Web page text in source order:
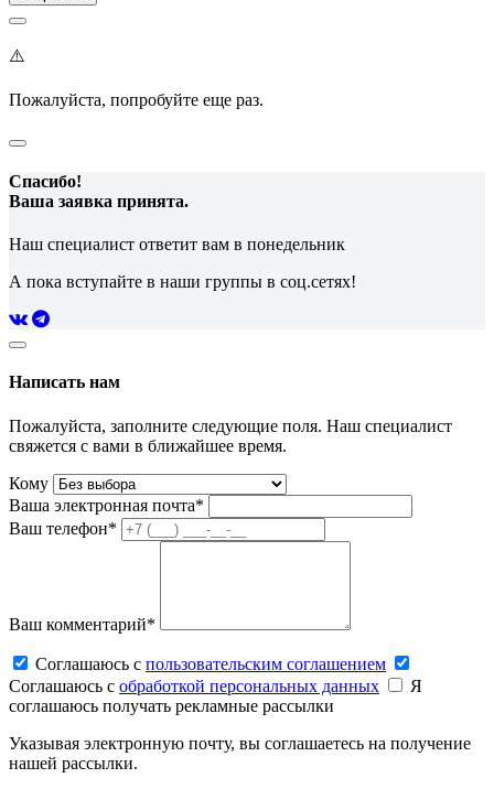
⚠️
Пожалуйста, попробуйте еще раз.
Спасибо!
Ваша заявка принята.
Наш специалист ответит вам в понедельник
А пока вступайте в наши группы в соц.сетях!
Написать нам
Пожалуйста, заполните следующие поля. Наш специалист
свяжется с вами в ближайшее время.
Кому
Ваша электронная почта*
Ваш телефон*
Ваш комментарий*
Соглашаюсь c пользовательским соглашением
Соглашаюсь c обработкой персональных данных
Я
соглашаюсь получать рекламные рассылки
Указывая электронную почту, вы соглашаетесь на получение
нашей рассылки.